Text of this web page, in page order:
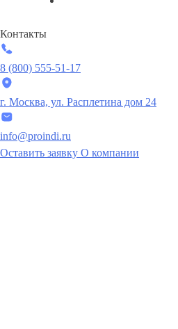
Контакты
8 (800) 555-51-17
г. Москва, ул. Расплетина дом 24
info@proindi.ru
Оставить заявку О компании